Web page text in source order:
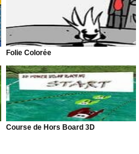
Folie Colorée
Course de Hors Board 3D